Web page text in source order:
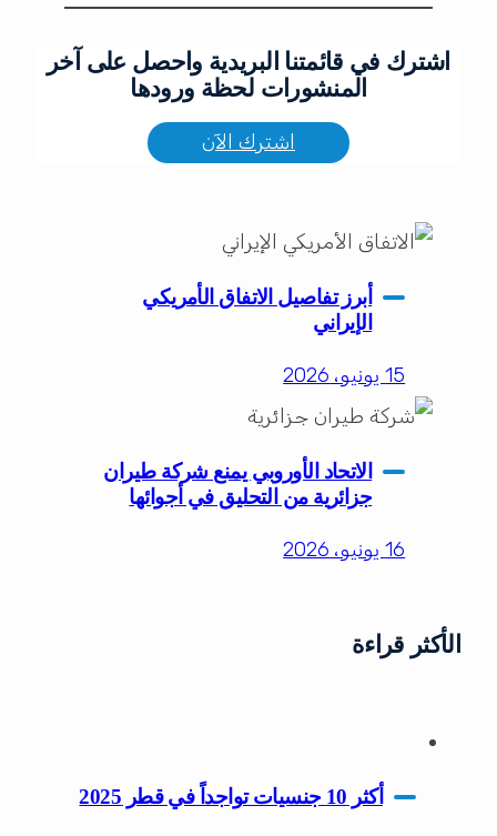
اشترك في قائمتنا البريدية واحصل على آخر
المنشورات لحظة ورودها
اشترك الآن
أبرز تفاصيل الاتفاق الأمريكي
الإيراني
15 يونيو، 2026
الاتحاد الأوروبي يمنع شركة طيران
جزائرية من التحليق في أجوائها
16 يونيو، 2026
الأكثر قراءة
أكثر 10 جنسيات تواجداً في قطر 2025